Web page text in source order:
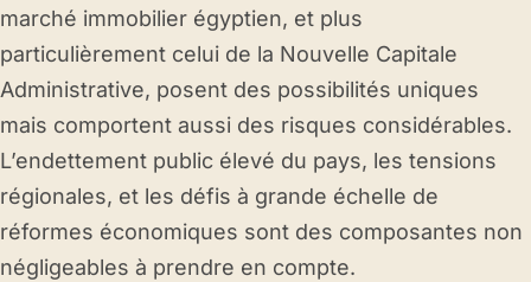
marché immobilier égyptien, et plus
particulièrement celui de la Nouvelle Capitale
Administrative, posent des possibilités uniques
mais comportent aussi des risques considérables.
L’endettement public élevé du pays, les tensions
régionales, et les défis à grande échelle de
réformes économiques sont des composantes non
négligeables à prendre en compte.